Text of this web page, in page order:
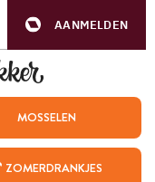
AANMELDEN
MOSSELEN
ZOMERDRANKJES